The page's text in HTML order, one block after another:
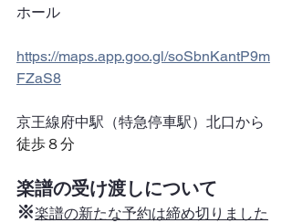
ホール
https://maps.app.goo.gl/soSbnKantP9m
FZaS8
京王線府中駅（特急停車駅）北口から
徒歩８分
楽譜の受け渡しについて
※楽譜の新たな予約は締め切りました